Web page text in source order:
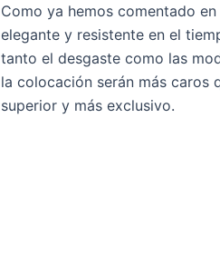
Como ya hemos comentado
elegante y resistente en el
tanto el desgaste como las
la colocación serán más caros
superior y más exclusivo.